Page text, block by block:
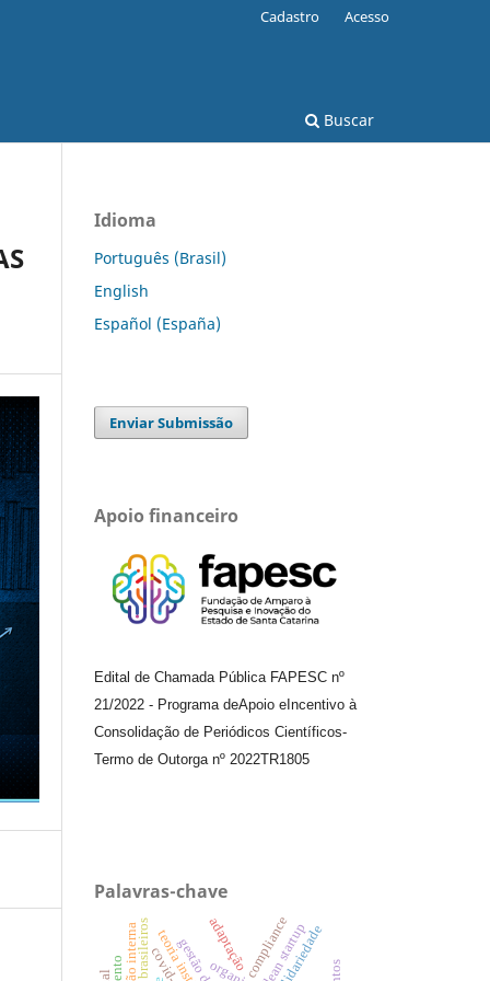
Buscar
Cadastro Acesso
Idioma
Português (Brasil)
English
Español (España)
Enviar Submissão
Apoio financeiro
Edital de Chamada Pública FAPESC nº
21/2022 - Programa deApoio e Incentivo à
Consolidação de Periódicos Científicos-
Termo de Outorga nº 2022TR1805
Palavras-chave
compliance
lean startup
adaptação solidariedade